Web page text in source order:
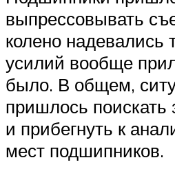
выпрессовывать
колено надевались
усилий вообще
было. В общем,
пришлось поискать
и прибегнуть к
мест подшипников.